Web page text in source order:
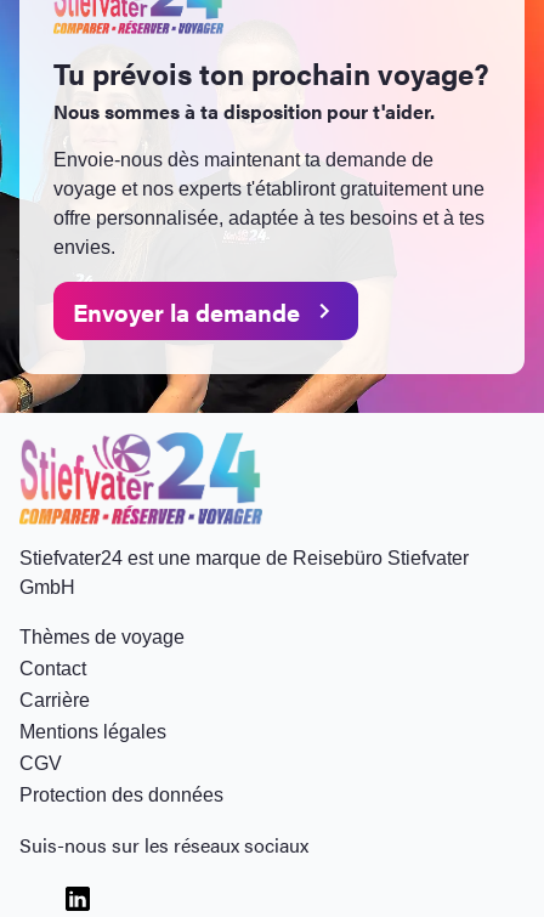
Tu prévois ton prochain voyage?
Nous sommes à ta disposition pour t'aider.
Envoie-nous dès maintenant ta demande de
voyage et nos experts t'établiront gratuitement une
offre personnalisée, adaptée à tes besoins et à tes
envies.
Envoyer la demande
Stiefvater24 est une marque de Reisebüro Stiefvater
GmbH
Thèmes de voyage
Contact
Carrière
Mentions légales
CGV
Protection des données
Suis-nous sur les réseaux sociaux